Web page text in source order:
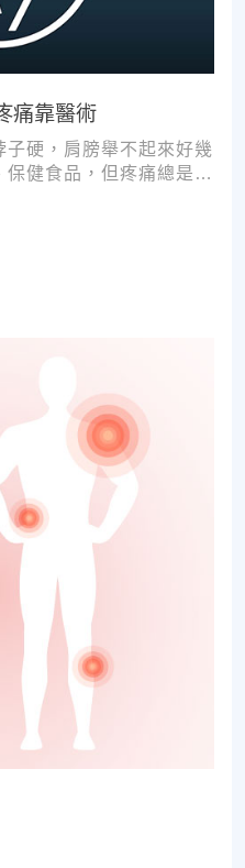
痛靠醫術
硬，肩膀舉不起來好幾
健食品，但疼痛總是時